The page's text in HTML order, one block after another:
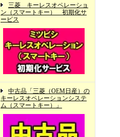
三菱 キーレスオペレーショ
ン（スマートキー） 初期化サ
ービス
中古品「三菱（OEM日産）の
キーレスオペレーションシステ
ム（スマートキー）」